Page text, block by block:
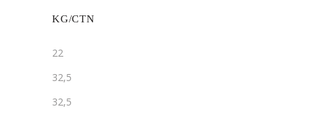
KG/CTN
22
32,5
32,5